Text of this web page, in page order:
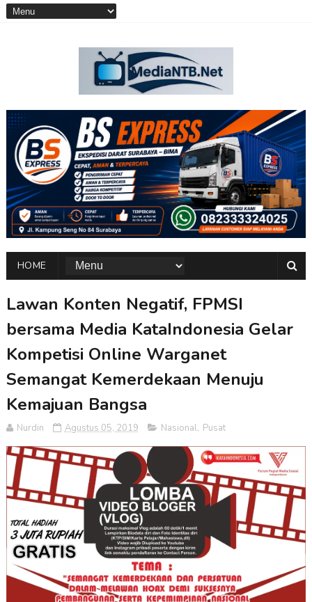
HOME
Lawan Konten Negatif, FPMSI
bersama Media KataIndonesia Gelar
Kompetisi Online Warganet
Semangat Kemerdekaan Menuju
Kemajuan Bangsa
Nurdin Agustus 05, 2019 Nasional, Pusat